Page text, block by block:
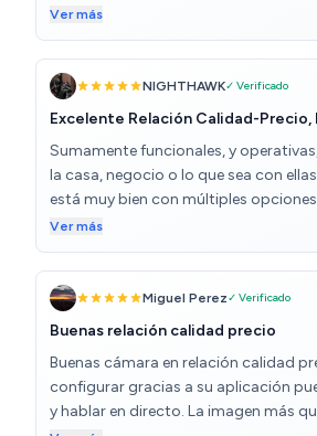
controles remotos desde el móvil. De
estoy contento con ellas y en el
para sumar a las que tengo. Se
de TAPO, junto con el resto de
Se pueden hacer grabaciones, fotos,
para encendido/apagado, hablar por
establecer alarmas de presencia,
con Alexa, Google Home, Smart
etc....
Ver más
NIGHTHAWK✓ Verificado
Excelente Relación Calidad-Precio,
Sumamente funcionales, y
la casa, negocio o lo que sea con
está muy bien con múltiples
aviso por medio de la app, son de
duraderas, después de muchos meses
menos 4 de ellas, siguen
al 100%
Ver más
Miguel Perez✓ Verificado
Buenas relación calidad precio
Buenas cámara en relación calidad
configurar gracias a su aplicación
y hablar en directo. La imagen más